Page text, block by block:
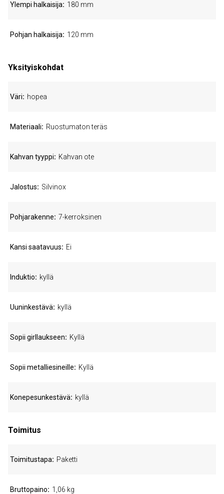
Ylempi halkaisija 180 mm
Pohjan halkaisija 120 mm
Yksityiskohdat
Väri hopea
Materiaali Ruostumaton teräs
Kahvan tyyppi Kahvan ote
Jalostus Silvinox
Pohjarakenne 7-kerroksinen
Kansi saatavuus Ei
Induktio kyllä
Uuninkestävä kyllä
Sopii girllaukseen Kyllä
Sopii metalliesineille Kyllä
Konepesunkestävä kyllä
Toimitus
Toimitustapa Paketti
Bruttopaino 1,06 kg